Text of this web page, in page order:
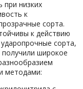
при низких
к
сорта.
к действию
сорта,
широкое
методами: